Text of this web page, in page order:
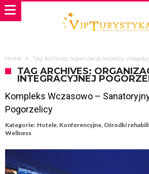
Home Tag Archives: organizacja imprezy
TAG ARCHIVES:
INTEGRACYJNEJ
Kompleks Wczasowo –
Pogorzelicy
Kategorie: Hotele, Konferencyjne, Ośrodki
Wellness